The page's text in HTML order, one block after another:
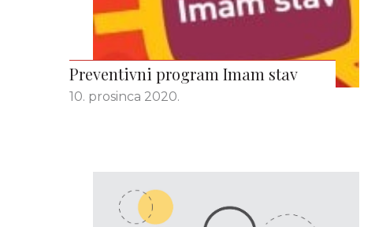
Preventivni program Imam stav
10. prosinca 2020.